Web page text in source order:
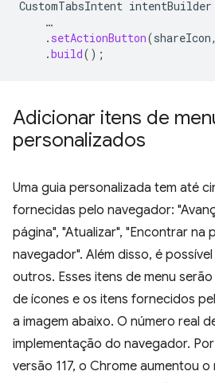
CustomTabsIntent intentBuilder
…
. setActionButton(shareIcon,
.build();
Adicionar itens de
personalizados
Uma guia personalizada tem até
fornecidas pelo navegador:
página", "Atualizar", "Encontrar na
navegador". Além disso, é
outros. Esses itens de menu
de ícones e os itens fornecidos
a imagem abaixo. O número real
implementação do navegador.
versão 117, o Chrome aumentou